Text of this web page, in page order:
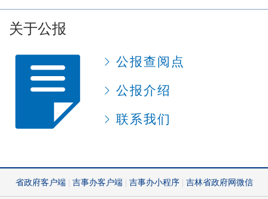
关于公报
公报查阅点
公报介绍
联系我们